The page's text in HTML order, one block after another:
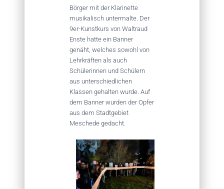
Börger mit der Klarinette
musikalisch untermalte. Der
9er-Kunstkurs von Waltraud
Enste hatte ein Banner
genäht, welches sowohl von
Lehrkräften als auch
Schülerinnen und Schülern
aus unterschiedlichen
Klassen gehalten wurde. Auf
dem Banner wurden der Opfer
aus dem Stadtgebiet
Meschede gedacht.